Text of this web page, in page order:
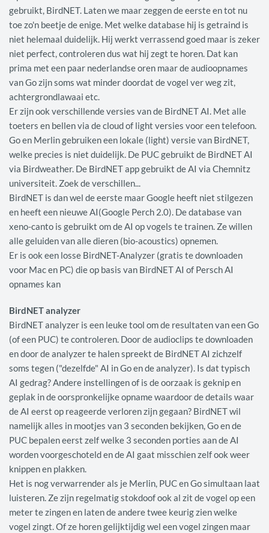
gebruikt, BirdNET. Laten we maar zeggen de eerste en tot nu
toe zo'n beetje de enige. Met welke database hij is getraind is
niet helemaal duidelijk. Hij werkt verrassend goed maar is zeker
niet perfect, controleren dus wat hij zegt te horen. Dat kan
prima met een paar nederlandse oren maar de audioopnames
van Go zijn soms wat minder doordat de vogel ver weg zit,
achtergrondlawaai etc.
Er zijn ook verschillende versies van de BirdNET AI. Met alle
toeters en bellen via de cloud of light versies voor een telefoon.
Go en Merlin gebruiken een lokale (light) versie van BirdNET,
welke precies is niet duidelijk. De PUC gebruikt de BirdNET AI
via Birdweather. De BirdNET app gebruikt de AI via Chemnitz
universiteit. Zoek de verschillen...
BirdNET is dan wel de eerste maar Google heeft niet stilgezen
en heeft een nieuwe AI(Google Perch 2.0). De database van
xeno-canto is gebruikt om de AI op vogels te trainen. Ze willen
alle geluiden van alle dieren (bio-acoustics) opnemen.
Er is ook een losse BirdNET-Analyzer (gratis te downloaden
voor Mac en PC) die op basis van BirdNET AI of Persch AI
opnames kan
BirdNET analyzer
BirdNET analyzer is een leuke tool om de resultaten van een Go
(of een PUC) te controleren. Door de audioclips te downloaden
en door de analyzer te halen spreekt de BirdNET AI zichzelf
soms tegen ("dezelfde" AI in Go en de analyzer). Is dat typisch
AI gedrag? Andere instellingen of is de oorzaak is geknip en
geplak in de oorspronkelijke opname waardoor de details waar
de AI eerst op reageerde verloren zijn gegaan? BirdNET wil
namelijk alles in mootjes van 3 seconden bekijken, Go en de
PUC bepalen eerst zelf welke 3 seconden porties aan de AI
worden voorgeschoteld en de AI gaat misschien zelf ook weer
knippen en plakken.
Het is nog verwarrender als je Merlin, PUC en Go simultaan laat
luisteren. Ze zijn regelmatig stokdoof ook al zit de vogel op een
meter te zingen en laten de andere twee keurig zien welke
vogel zingt. Of ze horen gelijktijdig wel een vogel zingen maar